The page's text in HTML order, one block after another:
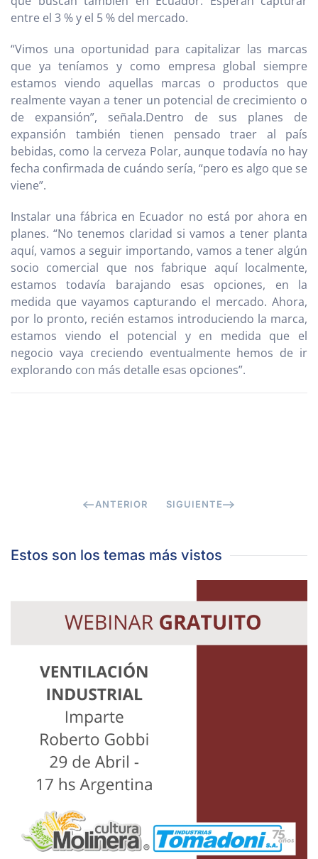
entre el 3 % y el 5 % del mercado.
“Vimos una oportunidad para capitalizar las marcas
que ya teníamos y como empresa global siempre
estamos viendo aquellas marcas o productos que
realmente vayan a tener un potencial de crecimiento o
de expansión”, señala.Dentro de sus planes de
expansión también tienen pensado traer al país
bebidas, como la cerveza Polar, aunque todavía no hay
fecha confirmada de cuándo sería, “pero es algo que se
viene”.
Instalar una fábrica en Ecuador no está por ahora en
planes. “No tenemos claridad si vamos a tener planta
aquí, vamos a seguir importando, vamos a tener algún
socio comercial que nos fabrique aquí localmente,
estamos todavía barajando esas opciones, en la
medida que vayamos capturando el mercado. Ahora,
por lo pronto, recién estamos introduciendo la marca,
estamos viendo el potencial y en medida que el
negocio vaya creciendo eventualmente hemos de ir
explorando con más detalle esas opciones”.
ANTERIOR SIGUIENTE
Estos son los temas más vistos